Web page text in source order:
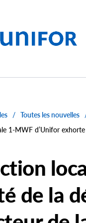
/ Toutes les nouvelles
1-MWF d’Unifor
de la